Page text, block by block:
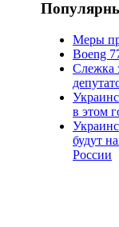
Меры
Boeng
Слежка
в этом
будут
России